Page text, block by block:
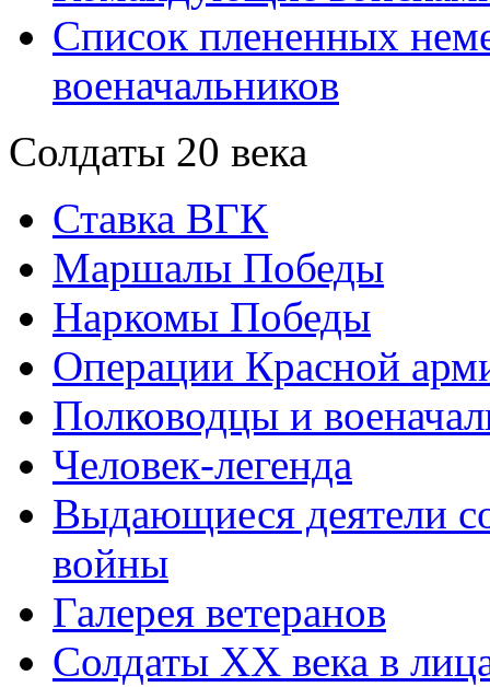
Список плененных
военачальников
Солдаты 20 века
Ставка ВГК
Маршалы Победы
Наркомы Победы
Операции Красной
Полководцы и
Человек-легенда
Выдающиеся деятели
войны
Галерея ветеранов
Солдаты XX века в